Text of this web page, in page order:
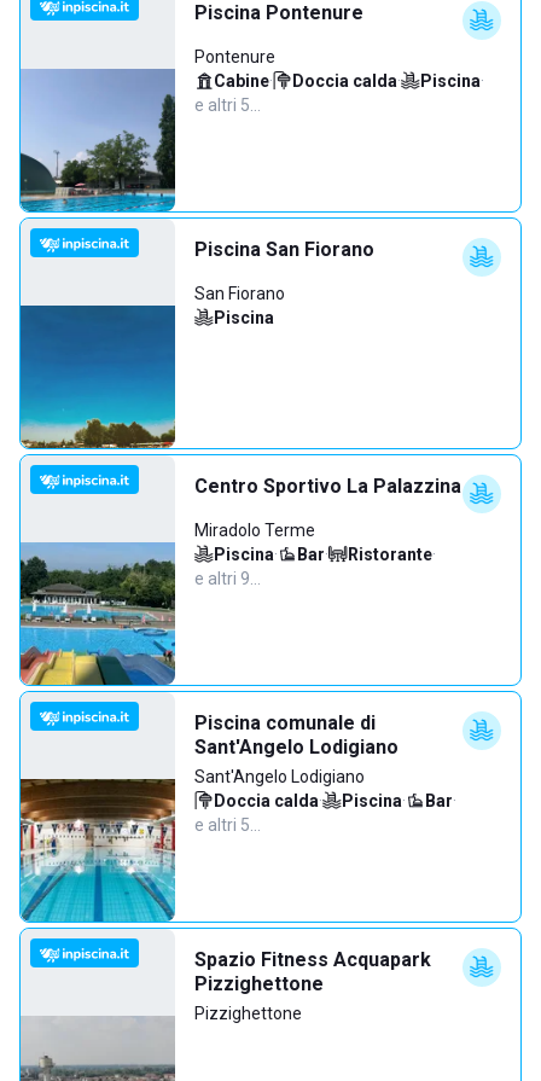
Piscina Pontenure
Pontenure
Cabine· Doccia calda· Piscina·
e altri 5…
Piscina San Fiorano
San Fiorano
Piscina
Centro Sportivo La Palazzina
Miradolo Terme
Piscina· Bar· Ristorante·
e altri 9…
Piscina comunale di
Sant'Angelo Lodigiano
Sant'Angelo Lodigiano
Doccia calda· Piscina· Bar·
e altri 5…
Spazio Fitness Acquapark
Pizzighettone
Pizzighettone